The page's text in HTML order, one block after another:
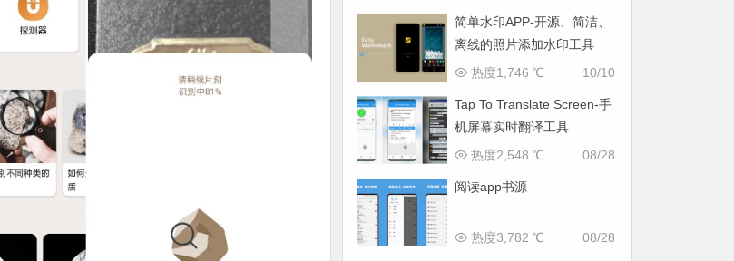
简单水印APP-开源、简洁、
离线的照片添加水印工具
10/10
热度1,746 ℃
Tap To Translate Screen-手
机屏幕实时翻译工具
08/28
热度2,548 ℃
阅读app书源
08/28
热度3,782 ℃